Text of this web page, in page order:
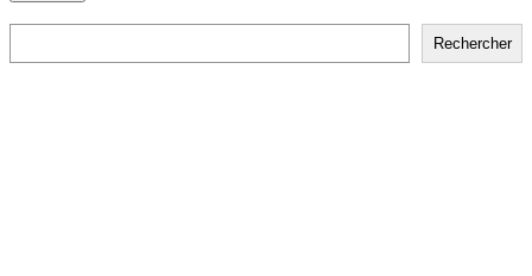
Rechercher